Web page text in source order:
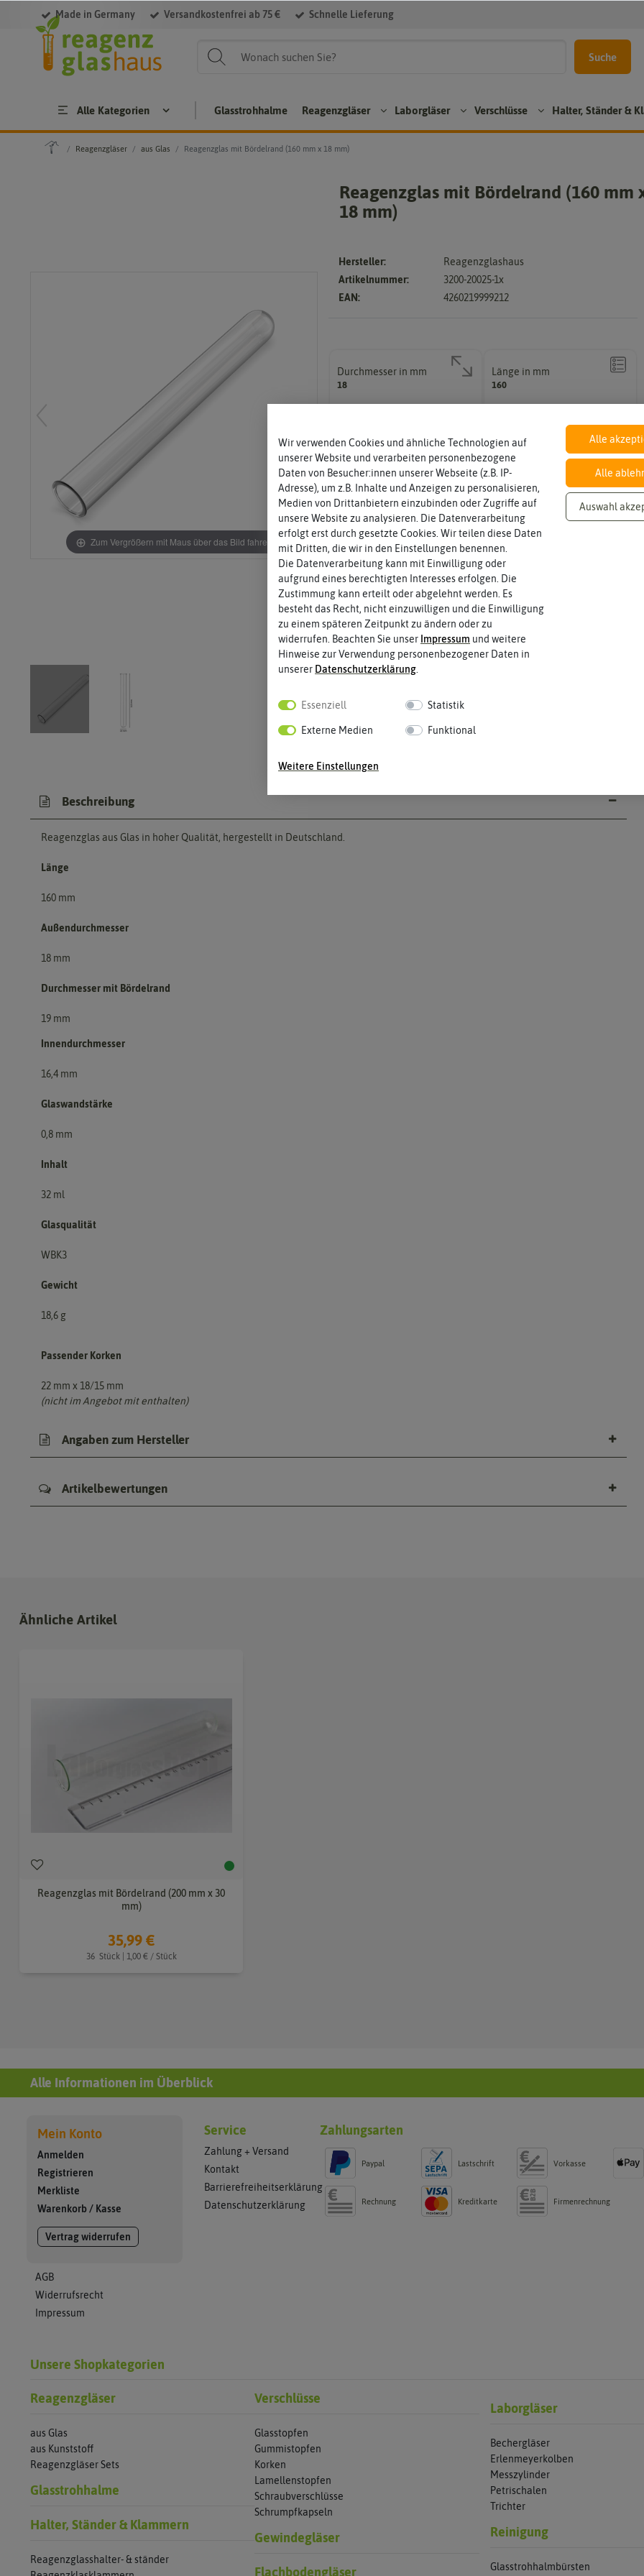
Made in Germany Versandkostenfrei ab 75 € Schnelle Lieferung
Suche
Alle Kategorien
Verschlüsse
pfen
Korke
n
Halter, Ständer & Klammern
halter-
stände
mern
Laborgläser
Beche
rgläse
chalen
er
Flachbodengläser Reinigung
Glasstrohhalme Reagenzgläser Laborgläser Verschlüsse Halter, Ständer &
Reagenzgläser aus Glas Reagenzglas mit Bördelrand (160 mm x 18 mm)
Zum Vergrößern mit Maus über das Bild fahren
Reagenzglas mit Bördelrand (160 mm
18 mm)
Hersteller:
Reagenzglashaus
Artikelnummer:
3200-20025-1x
EAN:
4260219999212
Durchmesser in mm
18
Länge in mm
160
Beschreibung
Reagenzglas aus Glas in hoher Qualität, hergestellt in Deutschland.
Länge
160 mm
Außendurchmesser
18 mm
Durchmesser mit Bördelrand
19 mm
Innendurchmesser
16,4 mm
Glaswandstärke
0,8 mm
Inhalt
32 ml
Glasqualität
WBK3
Gewicht
18,6 g
Passender Korken
22 mm x 18/15 mm
(nicht im Angebot mit enthalten)
Angaben zum Hersteller
Artikelbewertungen
Ähnliche Artikel
Reagenzglas mit Bördelrand (200 mm x 30
mm)
35,99 €
36 Stück | 1,00 € / Stück
Alle Informationen im Überblick
Mein Konto
Anmelden
Registrieren
Merkliste
Warenkorb / Kasse
Vertrag widerrufen
AGB
Widerrufsrecht
Impressum
Service
Zahlung + Versand
Kontakt
Barrierefreiheitserklärung
Datenschutzerklärung
Zahlungsarten
Paypal Lastschrift Vorkasse
Rechnung Kreditkarte Firmenrechnung
Unsere Shopkategorien
Reagenzgläser
aus Glas
aus Kunststoff
Reagenzgläser Sets
Glasstrohhalme
Halter, Ständer & Klammern
Reagenzglasshalter- & ständer
Verschlüsse
Glasstopfen
Gummistopfen
Korken
Lamellenstopfen
Schraubverschlüsse
Schrumpfkapseln
Gewindegläser
Flachbodengläser
Laborgläser
Bechergläser
Erlenmeyerkolben
Messzylinder
Petrischalen
Trichter
Reinigung
Glasstrohhalmbürsten
Wir verwenden Cookies und ähnliche Technologien auf
unserer Website und verarbeiten personenbezogene
Daten von Besucher:innen unserer Webseite (z.B. IP-
Adresse), um z.B. Inhalte und Anzeigen zu personalisieren,
Medien von Drittanbietern einzubinden oder Zugriffe auf
unsere Website zu analysieren. Die Datenverarbeitung
erfolgt erst durch gesetzte Cookies. Wir teilen diese Daten
mit Dritten, die wir in den Einstellungen benennen.
Die Datenverarbeitung kann mit Einwilligung oder
aufgrund eines berechtigten Interesses erfolgen. Die
Zustimmung kann erteilt oder abgelehnt werden. Es
besteht das Recht, nicht einzuwilligen und die Einwilligung
zu einem späteren Zeitpunkt zu ändern oder zu
widerrufen. Beachten Sie unser Impressum und weitere
Hinweise zur Verwendung personenbezogener Daten in
unserer Daten­schutz­erklärung
Essenziell Statistik
Externe Medien Funktional
Weitere Einstellungen
Alle
Alle
Auswahl